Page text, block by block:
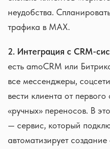
неудобства.
трафика в MAX.
2. Интеграция с CRM-
есть amoCRM или
все мессенджеры,
вести клиента от
«ручных» переносов. В
— сервис, который
автоматизирует